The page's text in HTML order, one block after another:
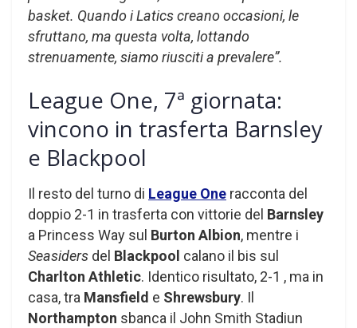
basket. Quando i Latics creano occasioni, le
sfruttano, ma questa volta, lottando
strenuamente, siamo riusciti a prevalere”.
League One, 7ª giornata:
vincono in trasferta Barnsley
e Blackpool
Il resto del turno di League One racconta del
doppio 2-1 in trasferta con vittorie del Barnsley
a Princess Way sul Burton Albion, mentre i
Seasiders del Blackpool calano il bis sul
Charlton Athletic. Identico risultato, 2-1 , ma in
casa, tra Mansfield e Shrewsbury. Il
Northampton sbanca il John Smith Stadiun